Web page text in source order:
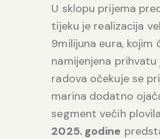
U sklopu prijema
tijeku je realizacija
9milijuna eura, kojim
namijenjena
radova očekuje se
marina dodatno
segment većih
2025. godine